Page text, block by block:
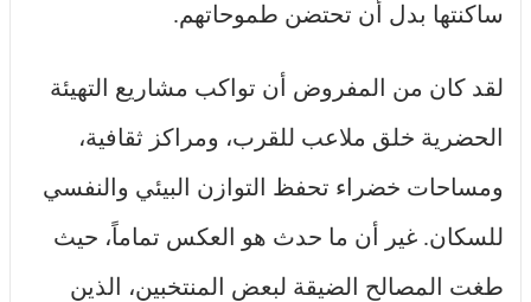
ساكنتها بدل أن تحتضن طموحاتهم.
لقد كان من المفروض أن تواكب مشاريع التهيئة
الحضرية خلق ملاعب للقرب، ومراكز ثقافية،
ومساحات خضراء تحفظ التوازن البيئي والنفسي
للسكان. غير أن ما حدث هو العكس تماماً، حيث
طغت المصالح الضيقة لبعض المنتخبين، الذين